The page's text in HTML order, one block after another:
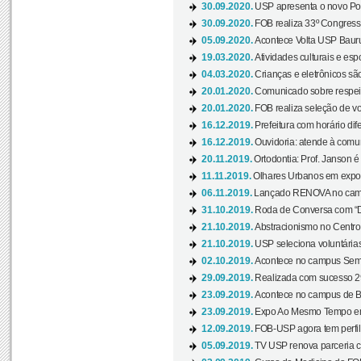
30.09.2020. USP apresenta o novo
30.09.2020. FOB realiza 33º
05.09.2020.Acontece Volta USP
19.03.2020.Atividades culturais e
04.03.2020.Crianças e eletrônicos
20.01.2020.Comunicado sobre
20.01.2020. FOB realiza seleção de
16.12.2019. Prefeitura com horário
16.12.2019.Ouvidoria: atende à
20.11.2019.Ortodontia: Prof. Janson
11.11.2019.Olhares Urbanos em
06.11.2019.
Lançado RENOVA no
31.10.2019. Roda de Conversa com
21.10.2019.Abstracionismo no
21.10.2019. USP seleciona
02.10.2019.Acontece no campus
29.09.2019. Realizada com sucesso
23.09.2019.Acontece no campus de
23.09.2019. Expo Ao Mesmo Tempo
12.09.2019. FOB-USP agora tem
05.09.2019.TV USP renova parceria